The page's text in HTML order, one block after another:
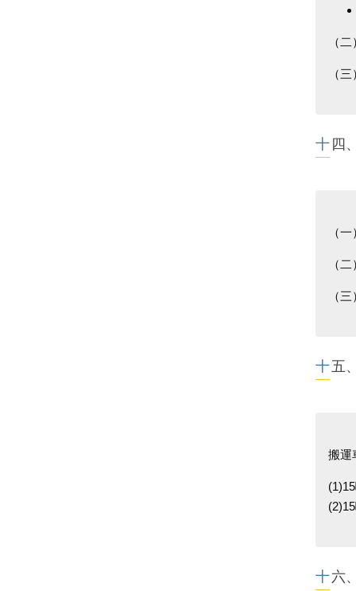
（
（
十
（
（
（
十
搬運
十